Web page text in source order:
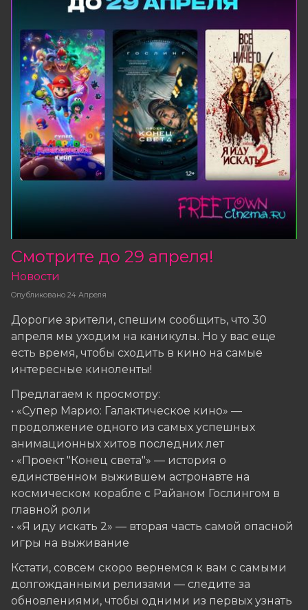
Смотрите до 29 апреля!
Опубликовано 24 Апреля
Новости
Дорогие зрители, спешим сообщить, что 30
апреля мы уходим на каникулы. Но у вас еще
есть время, чтобы сходить в кино на самые
интересные киноленты!
Предлагаем к просмотру:
• «Супер Марио: Галактическое кино» —
продолжение одного из самых успешных
анимационных хитов последних лет
• «Проект "Конец света"» — история о
единственном выжившем астронавте на
космическом корабле с Райаном Гослингом в
главной роли
• «Я иду искать 2» — вторая часть самой опасной
игры на выживание
Кстати, совсем скоро вернемся к вам с самыми
долгожданными релизами — следите за
обновлениями, чтобы одними из первых узнать